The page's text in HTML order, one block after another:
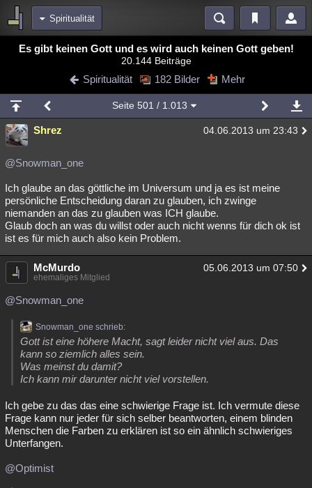
Spiritualität
Bereiche
Diskussionen Blogs Videos
Chat Wiki Neuigkeiten
meine Rubriken
Menschen Mystery Kriminalfälle
Spiritualität Verschwörungen
Natur Umfragen Unterhaltung
weitere Rubriken
Philosophie Träume Orte Esoterik Literatur
Astronomie Helpdesk Gruppen Gaming Filme
Musik Clash
Übersichten
Besucht Teilgenommen
Lesenswert Schlüsselwörter
Es gibt keinen Gott und es wird auch keinen Gott geben!
20.144 Beiträge
Spiritualität 182 Bilder Mehr
Seite 501 / 1.013
Shrez 04.06.2013 um 23:43
@Snowman_one
Ich glaube an das göttliche im Universum und ja es ist meine
persönliche Entscheidung daran zu glauben, ich zwinge
niemanden an das zu glauben was ICH glaube.
Glaub doch an was du willst oder auch nicht wenns für dich ok ist
ist es für mich auch also kein Problem.
McMurdo 05.06.2013 um 07:50
ehemaliges Mitglied
@Snowman_one
Snowman_one schrieb:
Gott ist eine höhere Macht, sagt leider nicht viel aus. Das
kann so ziemlich alles sein.
Was meinst du damit?
Ich kann mir darunter nicht viel vorstellen.
Ich gebe zu das das eine schwierige Frage ist. Ich vermute diese
Frage kann nur jeder für sich selber beantworten, einem blinden
Menschen die Farben zu erklären ist so ein ähnlich schwieriges
Unterfangen.
@Optimist